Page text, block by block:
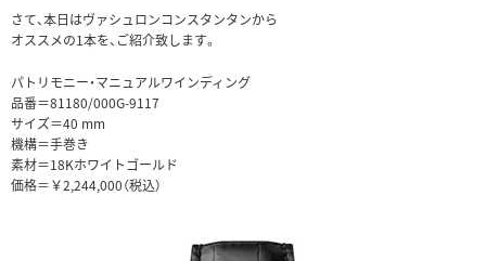
さて、本日はヴァシュロンコンスタンタンから
オススメの1本を、ご紹介致します。
パトリモニー・マニュアルワインディング
品番＝81180/000G-9117
サイズ＝40 mm
機構＝手巻き
素材＝18Kホワイトゴールド
価格＝￥2,244,000（税込）